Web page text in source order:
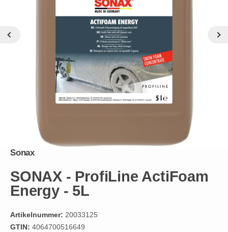
Sonax
SONAX - ProfiLine ActiFoam
Energy - 5L
Artikelnummer: 20033125
GTIN: 4064700516649